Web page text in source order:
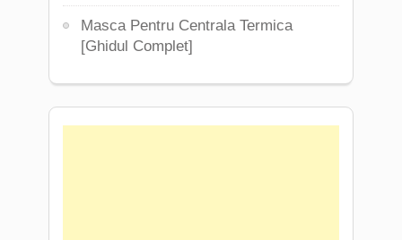
Masca Pentru Centrala Termica
[Ghidul Complet]